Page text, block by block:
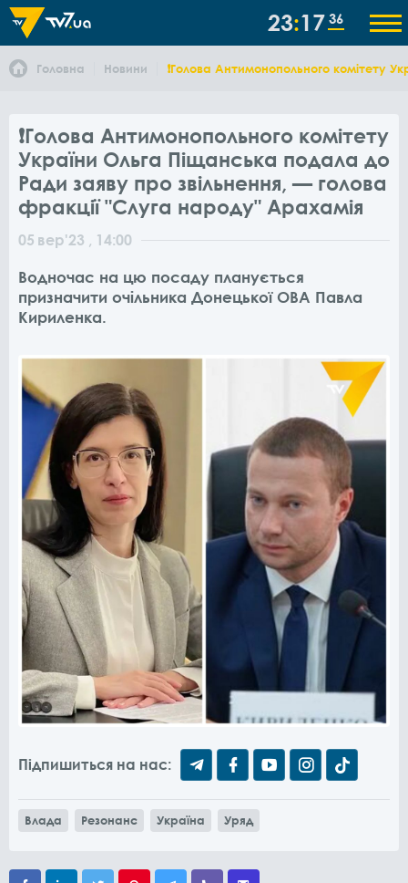
23 17 36
Головна Новини ❗️Голова Антимонопольного комітету
❗️Голова Антимонопольного комітету
України Ольга Піщанська подала до
Ради заяву про звільнення, — голова
фракції "Слуга народу" Арахамія
05 вер'23 , 14:00
Водночас на цю посаду планується
призначити очільника Донецької ОВА Павла
Кириленка.
Підпишиться на нас:
Влада Резонанс Україна Уряд